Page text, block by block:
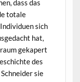
dass das
totale
sich
hat,
gekapert
des
sie